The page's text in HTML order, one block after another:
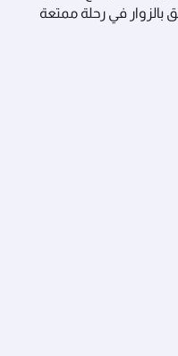
بالزوار في رحلة ممتعة